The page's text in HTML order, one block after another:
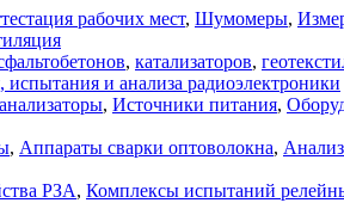
рабочих мест, Шумомеры,
, катализаторов,
и анализа радиоэлектроники
, Источники питания,
, Аппараты сварки оптоволокна,
РЗА, Комплексы испытаний